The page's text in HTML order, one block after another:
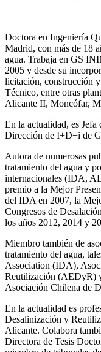
Doctora en Ingeniería
Madrid, con más de 18
agua. Trabaja en GS
2005 y desde su
licitación, construcción y
Técnico, entre otras
Alicante II, Moncófar,
En la actualidad, es
Dirección de I+D+i de
Autora de numerosas
tratamiento del agua y
internacionales (IDA,
premio a la Mejor
del IDA en 2007, la
Congresos de
los años 2012, 2014 y
Miembro también de
tratamiento del agua,
Association (IDA),
Reutilización (AEDyR)
Asociación Chilena de
En la actualidad es
Desalinización y
Alicante. Colabora
Directora de Tesis